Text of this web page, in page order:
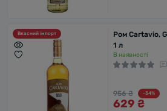
Власний імпорт
Ром Cartavio,
1 л
В наявності
956 ₴ -34%
629 ₴